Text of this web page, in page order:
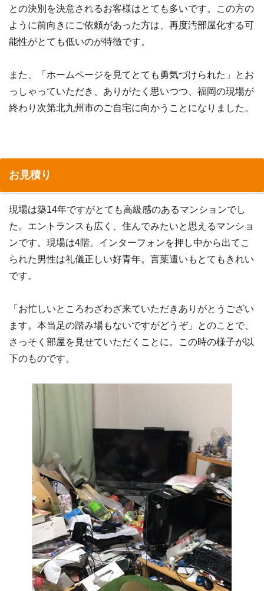
との決別を決意されるお客様はとても多いです。この方の
ように前向きにご依頼があった方は、再度汚部屋化する可
能性がとても低いのが特徴です。
また、「ホームページを見てとても勇気づけられた」とお
っしゃっていただき、ありがたく思いつつ、福岡の現場が
終わり次第北九州市のご自宅に向かうことになりました。
お見積り
現場は築14年ですがとても高級感のあるマンションでし
た。エントランスも広く、住んでみたいと思えるマンショ
ンです。現場は4階。インターフォンを押し中から出てこ
られた男性は礼儀正しい好青年。言葉遣いもとてもきれい
です。
「お忙しいところわざわざ来ていただきありがとうござい
ます。本当足の踏み場もないですがどうぞ」とのことで、
さっそく部屋を見せていただくことに。この時の様子が以
下のものです。